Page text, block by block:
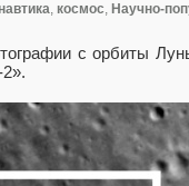
, космос, Научно-
с орбиты